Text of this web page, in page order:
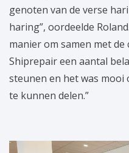
genoten van de verse
haring”, oordeelde
manier om samen met de
Shiprepair een aantal
steunen en het was mooi
te kunnen delen.”